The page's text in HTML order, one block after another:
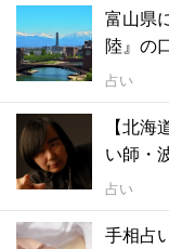
富山県
陸』の
占い
【北
い師・
占い
手相占